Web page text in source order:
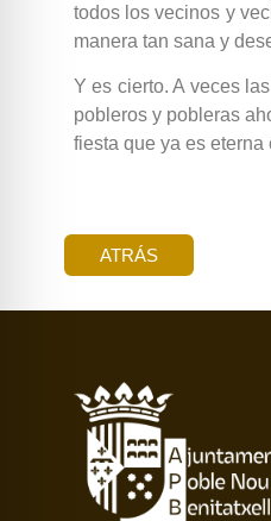
todos los vecinos y
manera tan sana y
Y es cierto. A veces
pobleros y pobleras
fiesta que ya es
ATRÁS